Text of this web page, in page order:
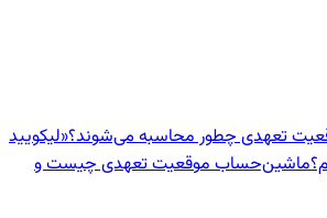
تعهدی چطور محاسبه می‌شوند؟«لیکویید
ماشین‌حساب موقعیت تعهدی چیست و